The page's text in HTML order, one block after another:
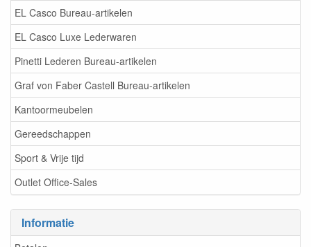
EL Casco Bureau-artikelen
EL Casco Luxe Lederwaren
Pinetti Lederen Bureau-artikelen
Graf von Faber Castell Bureau-artikelen
Kantoormeubelen
Gereedschappen
Sport & Vrije tijd
Outlet Office-Sales
Informatie